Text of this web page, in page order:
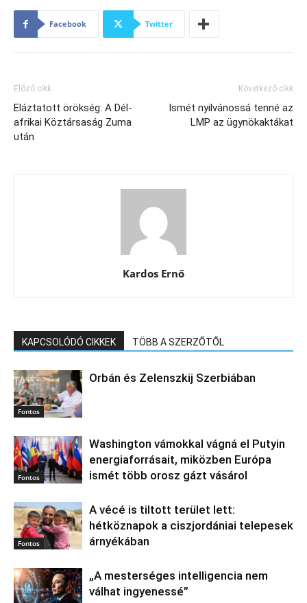
Facebook Twitter
Előző cikk
Eláztatott örökség: A Dél-
afrikai Köztársaság Zuma
után
Következő cikk
Ismét nyilvánossá tenné az
LMP az ügynökaktákat
Kardos Ernő
KAPCSOLÓDÓ CIKKEK TÖBB A SZERZŐTŐL
Fontos
Orbán és Zelenszkij Szerbiában
Fontos
Washington vámokkal vágná el Putyin
energiaforrásait, miközben Európa
ismét több orosz gázt vásárol
Fontos
A vécé is tiltott terület lett:
hétköznapok a ciszjordániai telepesek
árnyékában
„A mesterséges intelligencia nem
válhat ingyenessé”